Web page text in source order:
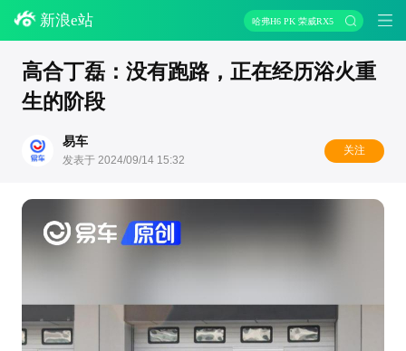
新浪e站 哈弗H6 PK 荣威RX5
高合丁磊：没有跑路，正在经历浴火重
生的阶段
易车
发表于 2024/09/14 15:32
关注